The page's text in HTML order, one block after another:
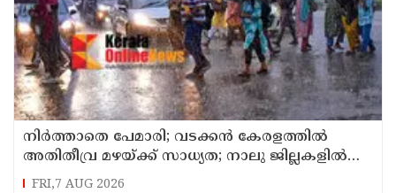
നിർത്താതെ പേമാരി; വടക്കന്‍ കേരളത്തില്‍
അതിതീവ്ര മഴയ്ക്ക് സാധ്യത; നാലു ജില്ലകളില്‍
റെഡ് അലര്‍ട്ട്
FRI,7 AUG 2026